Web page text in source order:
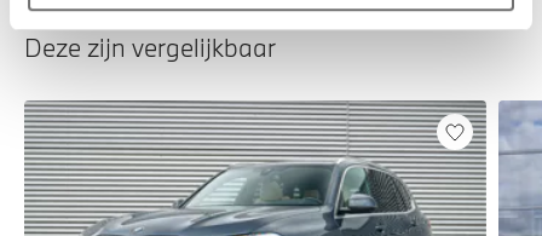
Deze zijn vergelijkbaar